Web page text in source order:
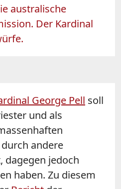
australische
Der Kardinal
George Pell soll
und als
andere
dagegen jedoch
haben. Zu diesem